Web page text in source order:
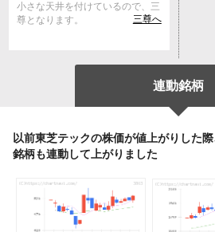
小さな天井を付けているので、三
尊となります。
三尊へ
連動銘柄
以前東芝テックの株価が値上がりした
銘柄も連動して上がりました